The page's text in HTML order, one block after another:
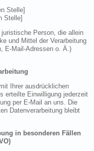
Stelle]
Stelle]
Person, die allein
und Mittel der Verarbeitung
E-Mail-Adressen o. Ä.)
Ihrer ausdrücklichen
erteilte Einwilligung jederzeit
per E-Mail an uns. Die
Datenverarbeitung bleibt
in besonderen Fällen